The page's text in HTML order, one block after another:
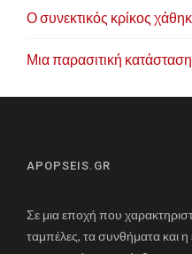
Ο συνεκτικός κρίκος
Μια παρασιτική κατάσταση
APOPSEIS.GR
Σε μια εποχή που
ταμπέλες, τα συνθήματα και η